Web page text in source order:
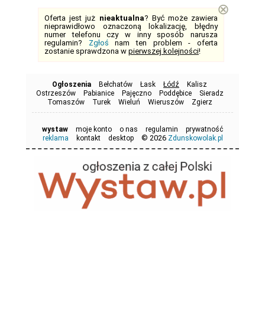
Oferta jest już nieaktualna? Być może zawiera
nieprawidłowo oznaczoną lokalizację, błędny
numer telefonu czy w inny sposób narusza
regulamin? Zgłoś nam ten problem - oferta
zostanie sprawdzona w pierwszej kolejności!
⊗
Ogłoszenia Bełchatów Łask Łódź
Kalisz
Ostrzeszów
Pabianice Pajęczno Poddębice
Sieradz
Tomaszów
Turek Wieluń Wieruszów Zgierz
wystaw moje konto o nas regulamin
prywatność
reklama
kontakt desktop © 2026 Zdunskowolak.pl